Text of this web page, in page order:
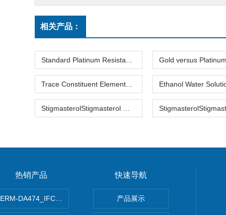
相关产品：
热销产品
ERM-DA474_IFCCC反应蛋白检测试剂
快速导航
产品展示